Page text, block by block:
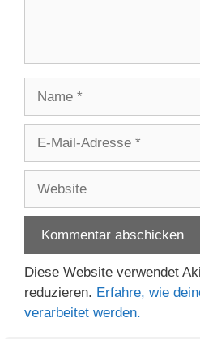
Adresse
Diese Website verwendet
reduzieren. Erfahre, wie
verarbeitet werden.